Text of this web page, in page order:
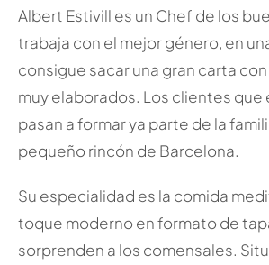
Albert Estivill es un Chef de los
trabaja con el mejor género, en
consigue sacar una gran carta
muy elaborados. Los clientes
pasan a formar ya parte de la
pequeño rincón de Barcelona.
Su especialidad es la comida
toque moderno en formato de
sorprenden a los comensales.